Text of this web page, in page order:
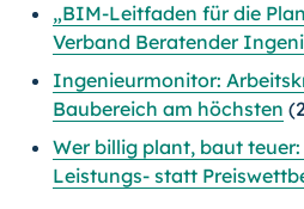
„BIM-Leitfaden für die
Verband Beratender
Ingenieurmonitor:
Baubereich am höchsten
Wer billig plant, baut
Leistungs- statt